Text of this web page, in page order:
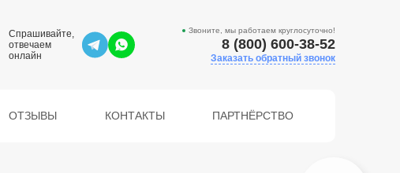
Спрашивайте,
отвечаем
онлайн
Звоните, мы работаем круглосуточно!
8 (800) 600-38-52
Заказать обратный звонок
ОТЗЫВЫ КОНТАКТЫ ПАРТНЁРСТВО